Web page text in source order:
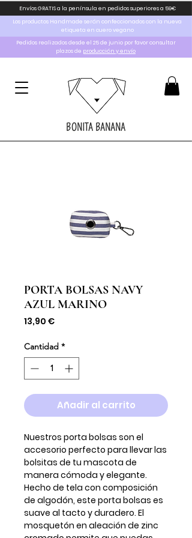
Envíos GRATIS a la península en pedidos superiores a 59€
Los productos Handmade serán confeccionados con la nueva
etiqueta en cuero vegano
BONITA BANANA
Pedidos realizados desde el 25 de junio por favor consultar
plazos de producción y envío
PORTA BOLSAS NAVY
AZUL MARINO
13,90 €Precio
Cantidad *
Añadir al carrito
Nuestros porta bolsas son el
accesorio perfecto para llevar las
bolsitas de tu mascota de
manera cómoda y elegante.
Hecho de tela con composición
de algodón, este porta bolsas es
suave al tacto y duradero. El
mosquetón en aleación de zinc